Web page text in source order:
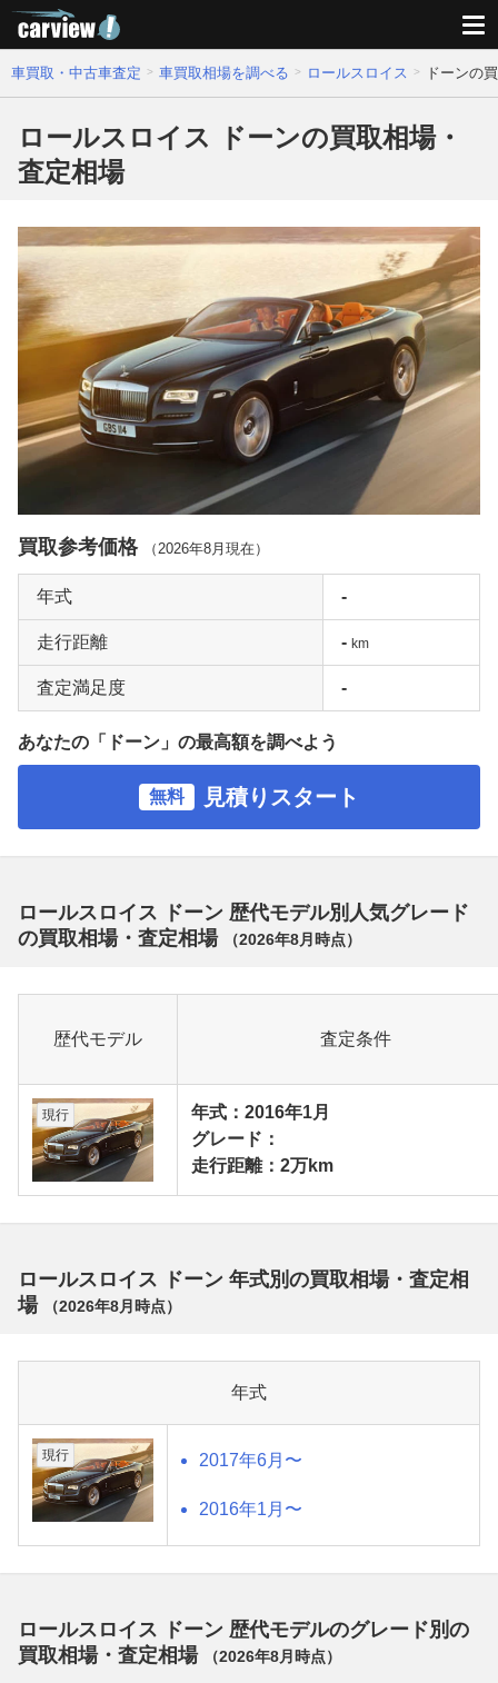
車買取・中古車査定 車買取相場を調べる ロールスロイス ドーンの
ロールスロイス ドーンの買取相場・
査定相場
買取参考価格 （ 2026年8月 現在）
年式 -
走行距離 - km
査定満足度 -
あなたの「ドーン」の最高額を調べよう
無料 見積りスタート
ロールスロイス ドーン 歴代モデル別人気グレード
の買取相場・査定相場
（2026年8月 時点）
歴代モデル 査定条件
現行
年式：2016年1月
グレード：
走行距離：2万km
ロールスロイス ドーン 年式別の買取相場・査定相
場
（2026年8月 時点）
年式
現行 2017年6月〜
2016年1月〜
ロールスロイス ドーン 歴代モデルのグレード別の
買取相場・査定相場
（2026年8月 時点）